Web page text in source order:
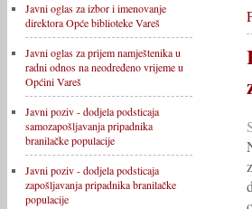
Javni oglas za izbor i imenovanje
direktora Opće biblioteke Vareš
Javni oglas za prijem namještenika u
radni odnos na neodređeno vrijeme u
Općini Vareš
Javni poziv - dodjela podsticaja
samozapošljavanja pripadnika
branilačke populacije
Javni poziv - dodjela podsticaja
zapošljavanja pripadnika branilačke
populacije